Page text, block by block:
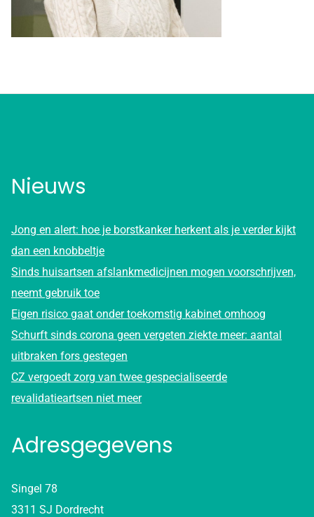
Nieuws
Jong en alert: hoe je borstkanker herkent als je verder kijkt
dan een knobbeltje
Sinds huisartsen afslankmedicijnen mogen voorschrijven,
neemt gebruik toe
Eigen risico gaat onder toekomstig kabinet omhoog
Schurft sinds corona geen vergeten ziekte meer: aantal
uitbraken fors gestegen
CZ vergoedt zorg van twee gespecialiseerde
revalidatieartsen niet meer
Adresgegevens
Singel 78
3311 SJ Dordrecht